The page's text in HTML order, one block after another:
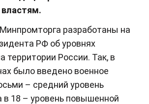
разработаны на
РФ об уровнях
территории России. Так, в
было введено военное
– средний уровень
в 18 – уровень повышенной